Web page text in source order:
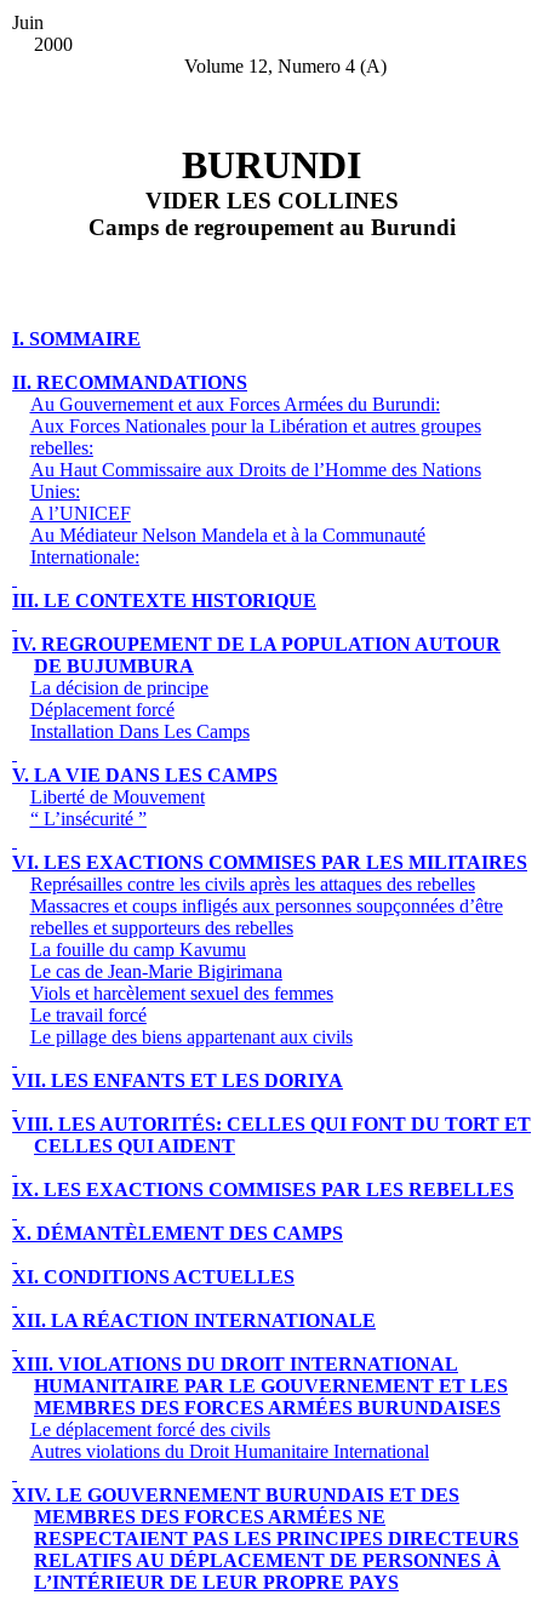
Juin
2000
Volume 12, Numero 4 (A)
BURUNDI
VIDER LES COLLINES
Camps de regroupement au Burundi
I. SOMMAIRE
II. RECOMMANDATIONS
Au Gouvernement et aux Forces Armées du Burundi:
Aux Forces Nationales pour la Libération et autres groupes
rebelles:
Au Haut Commissaire aux Droits de l’Homme des Nations
Unies:
A l’UNICEF
Au Médiateur Nelson Mandela et à la Communauté
Internationale:
III. LE CONTEXTE HISTORIQUE
IV. REGROUPEMENT DE LA POPULATION AUTOUR
DE BUJUMBURA
La décision de principe
Déplacement forcé
Installation Dans Les Camps
V. LA VIE DANS LES CAMPS
Liberté de Mouvement
“ L’insécurité ”
VI. LES EXACTIONS COMMISES PAR LES MILITAIRES
Représailles contre les civils après les attaques des rebelles
Massacres et coups infligés aux personnes soupçonnées d’être
rebelles et supporteurs des rebelles
La fouille du camp Kavumu
Le cas de Jean-Marie Bigirimana
Viols et harcèlement sexuel des femmes
Le travail forcé
Le pillage des biens appartenant aux civils
VII. LES ENFANTS ET LES DORIYA
VIII. LES AUTORITÉS: CELLES QUI FONT DU TORT ET
CELLES QUI AIDENT
IX. LES EXACTIONS COMMISES PAR LES REBELLES
X. DÉMANTÈLEMENT DES CAMPS
XI. CONDITIONS ACTUELLES
XII. LA RÉACTION INTERNATIONALE
XIII. VIOLATIONS DU DROIT INTERNATIONAL
HUMANITAIRE PAR LE GOUVERNEMENT ET LES
MEMBRES DES FORCES ARMÉES BURUNDAISES
Le déplacement forcé des civils
Autres violations du Droit Humanitaire International
XIV. LE GOUVERNEMENT BURUNDAIS ET DES
MEMBRES DES FORCES ARMÉES NE
RESPECTAIENT PAS LES PRINCIPES DIRECTEURS
RELATIFS AU DÉPLACEMENT DE PERSONNES À
L’INTÉRIEUR DE LEUR PROPRE PAYS